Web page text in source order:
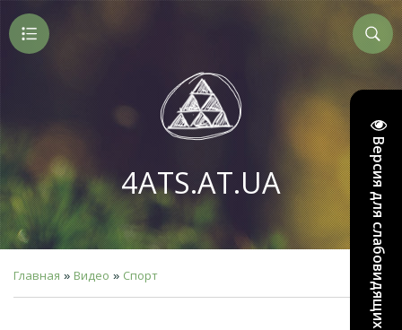
Версия для слабовидящих
4ATS.AT.UA
Главная » Видео » Спорт